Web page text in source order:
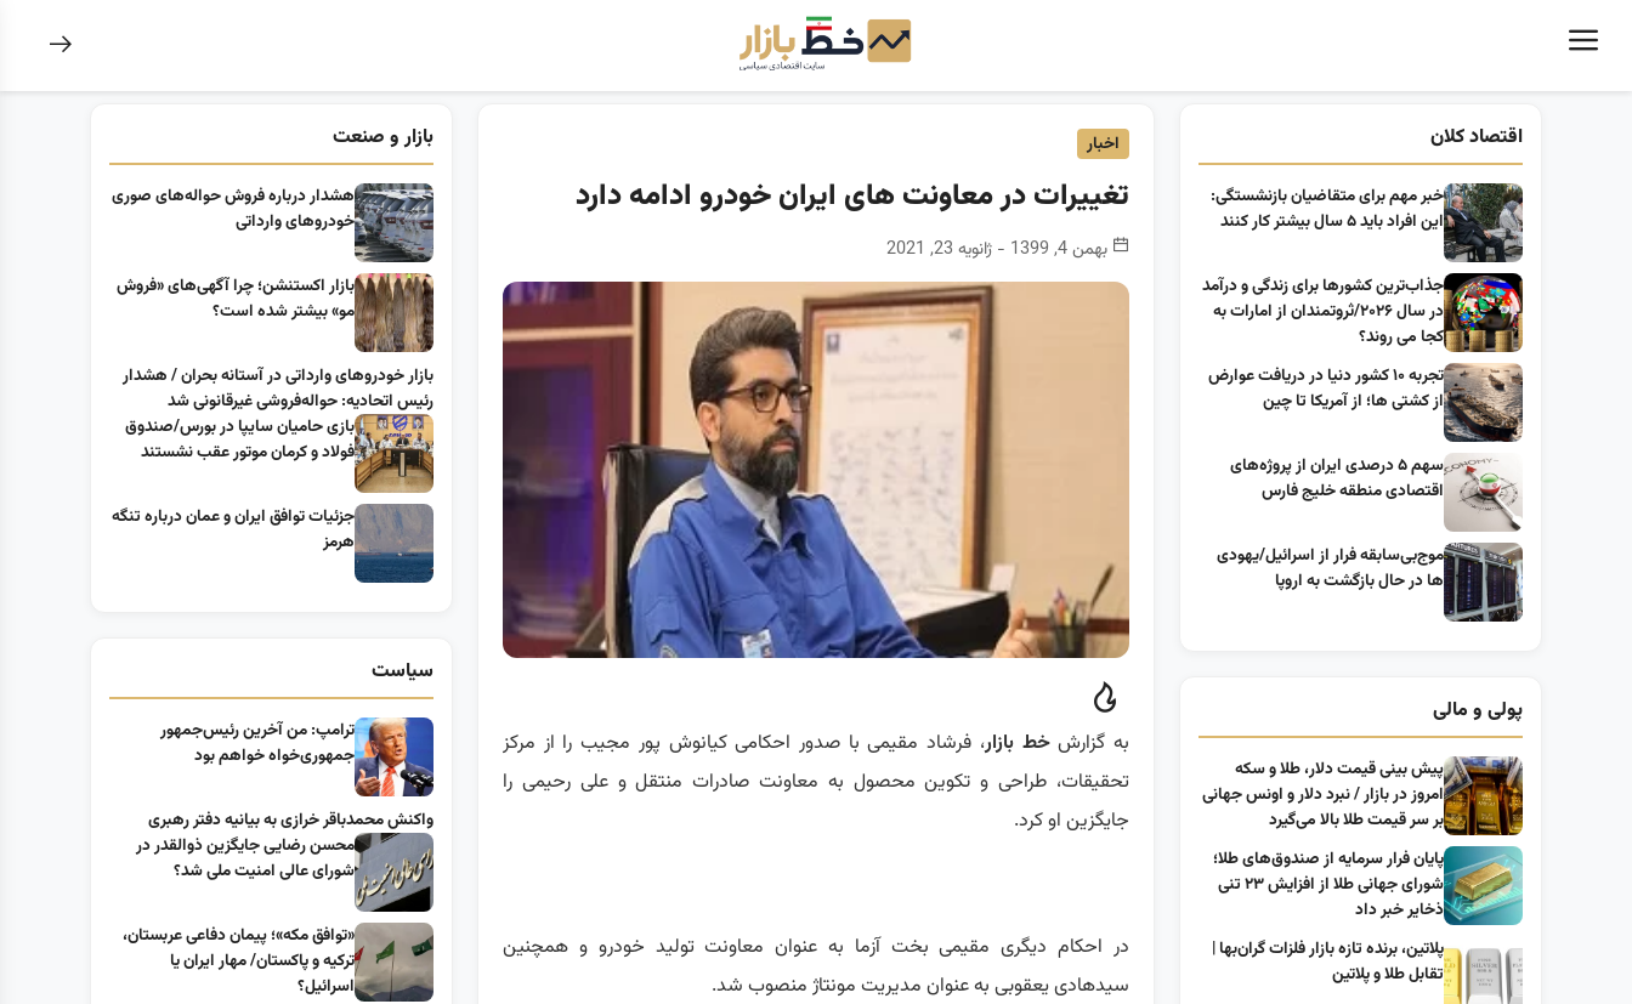
اقتصاد کلان
خبر مهم برای متقاضیان بازنشستگی:
این افراد باید ۵ سال بیشتر کار کنند
جذاب‌ترین کشورها برای زندگی و درآمد
در سال ۲۰۲۶/ثروتمندان از امارات به
کجا می روند؟
تجربه ۱۰ کشور دنیا در دریافت عوارض
از کشتی ها؛ از آمریکا تا چین
سهم ۵ درصدی ایران از پروژه‌های
اقتصادی منطقه خلیج فارس
موج‌بی‌سابقه فرار از اسرائیل/یهودی
ها در حال بازگشت به اروپا
پولی و مالی
پیش ‌بینی قیمت دلار، طلا و سکه
امروز در بازار / نبرد دلار و اونس جهانی
بر سر قیمت طلا بالا می‌گیرد
پایان فرار سرمایه از صندوق‌های طلا؛
شورای جهانی طلا از افزایش ۲۳ تنی
ذخایر خبر داد
پلاتین، برنده تازه بازار فلزات گران‌بها |
تقابل طلا و پلاتین
اخبار
تغییرات در معاونت های ایران خودرو ادامه دارد
بهمن 4, 1399 - ژانویه 23, 2021
به گزارشخط بازار، فرشاد مقیمی با صدور احکامی کیانوش پور مجیب را از مرکز
تحقیقات، طراحی و تکوین محصول به معاونت صادرات منتقل و علی رحیمی را
جایگزین او کرد.
در احکام دیگری مقیمی بخت آزما به عنوان معاونت تولید خودرو و همچنین
سیدهادی یعقوبی به عنوان مدیریت مونتاژ منصوب شد.
بازار و صنعت
هشدار درباره فروش حواله‌های صوری
خودروهای وارداتی
بازار اکستنشن؛ چرا آگهی‌های «فروش
مو» بیشتر شده است؟
بازار خودرو‌های وارداتی در آستانه بحران / هشدار
رئیس اتحادیه: حواله‌فروشی غیرقانونی شد
بازی حامیان سایپا در بورس/صندوق
فولاد و کرمان موتور عقب نشستند
جزئیات توافق ایران و عمان درباره تنگه
هرمز
سیاست
ترامپ: من آخرین رئیس‌جمهور
جمهوری‌خواه خواهم بود
واکنش محمدباقر خرازی به بیانیه دفتر رهبری
محسن رضایی جایگزین ذوالقدر در
شورای عالی امنیت ملی شد؟
«توافق مکه»؛ پیمان دفاعی عربستان،
ترکیه و پاکستان/ مهار ایران یا
اسرائیل؟